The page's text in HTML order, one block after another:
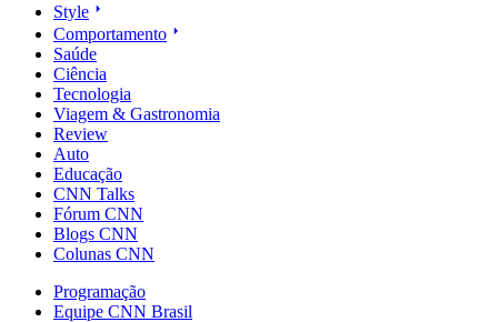
Style
Comportamento
Saúde
Ciência
Tecnologia
Viagem & Gastronomia
Review
Auto
Educação
CNN Talks
Fórum CNN
Blogs CNN
Colunas CNN
Programação
Equipe CNN Brasil